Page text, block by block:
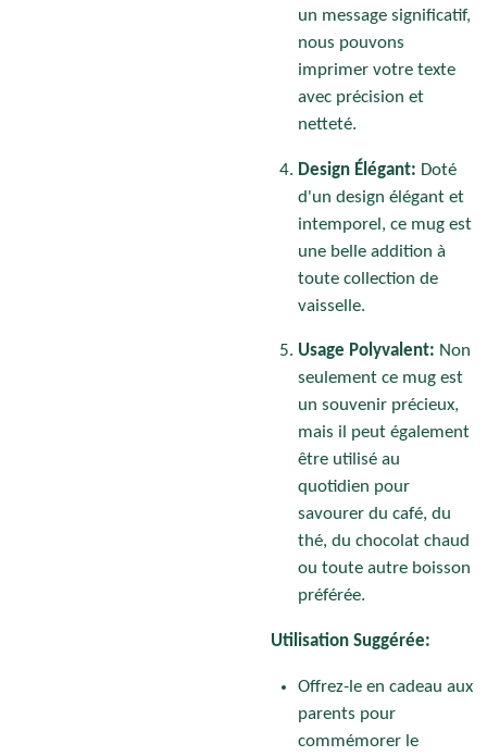
un message significatif,
nous pouvons
imprimer votre texte
avec précision et
netteté.
Design Élégant: Doté
d'un design élégant et
intemporel, ce mug est
une belle addition à
toute collection de
vaisselle.
Usage Polyvalent: Non
seulement ce mug est
un souvenir précieux,
mais il peut également
être utilisé au
quotidien pour
savourer du café, du
thé, du chocolat chaud
ou toute autre boisson
préférée.
Utilisation Suggérée:
Offrez-le en cadeau aux
parents pour
commémorer le